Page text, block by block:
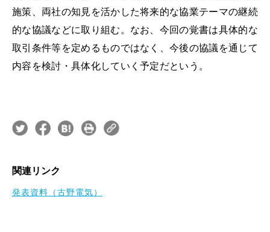
施策、両社の知見を活かした将来的な協業テーマの継続
的な協議などに取り組む。なお、今回の覚書は具体的な
取引条件等を定めるものではなく、今後の協議を通じて
内容を検討・具体化していく予定だという。
関連リンク
発表資料（古野電気）